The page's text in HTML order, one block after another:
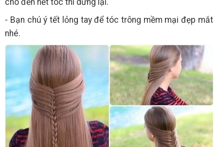
- Bạn chú ý tết lỏng tay để tóc trông mềm mại đẹp mắt
nhé.